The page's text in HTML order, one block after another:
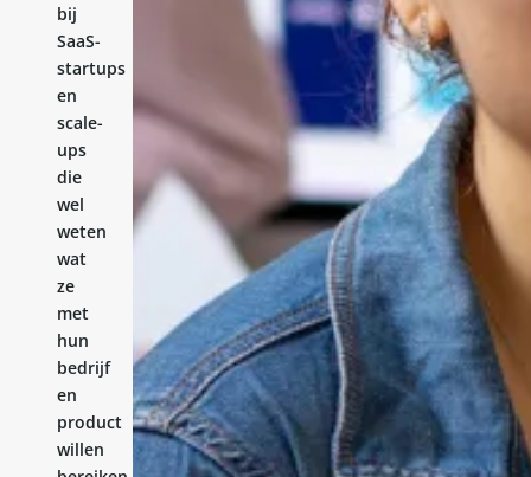
bij
SaaS-
startups
en
scale-
ups
die
wel
weten
wat
ze
met
hun
bedrijf
en
product
willen